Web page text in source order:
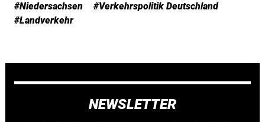
#Niedersachsen
#Verkehrspolitik Deutschland
#Landverkehr
NEWSLETTER